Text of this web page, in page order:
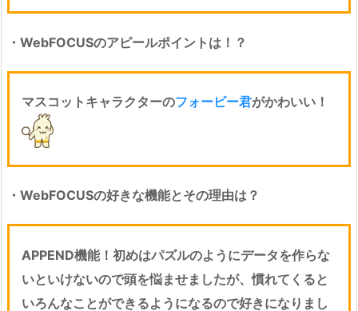
・WebFOCUSのアピールポイントは！？
マスコットキャラクターのフォービー君がかわいい！
・WebFOCUSの好きな機能とその理由は？
APPEND機能！初めはパズルのようにデータを作らな
いといけないので頭を悩ませましたが、慣れてくると
いろんなことができるようになるので好きになりまし